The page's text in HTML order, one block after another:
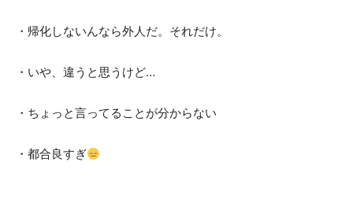
・帰化しないんなら外人だ。それだけ。
・いや、違うと思うけど…
・ちょっと言ってることが分からない
・都合良すぎ